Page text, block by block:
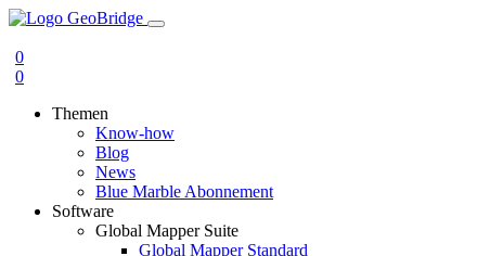
0
0
Themen
Know-how
Blog
News
Blue Marble Abonnement
Software
Global Mapper Suite
Global Mapper Standard